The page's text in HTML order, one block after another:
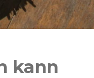
kann